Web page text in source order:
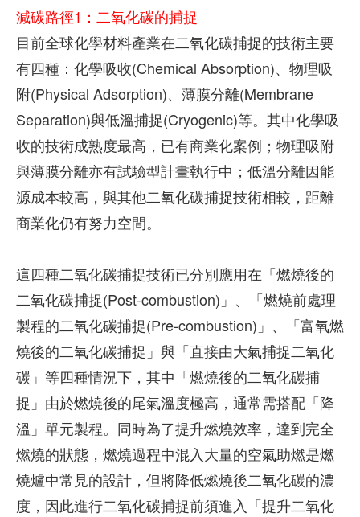
減碳路徑1：二氧化碳的捕捉
目前全球化學材料產業在二氧化碳捕捉的技術主要
有四種：化學吸收(Chemical Absorption)、物理吸
附(Physical Adsorption)、薄膜分離(Membrane
Separation)與低溫捕捉(Cryogenic)等。其中化學吸
收的技術成熟度最高，已有商業化案例；物理吸附
與薄膜分離亦有試驗型計畫執行中；低溫分離因能
源成本較高，與其他二氧化碳捕捉技術相較，距離
商業化仍有努力空間。
這四種二氧化碳捕捉技術已分別應用在「燃燒後的
二氧化碳捕捉(Post-combustion)」、「燃燒前處理
製程的二氧化碳捕捉(Pre-combustion)」、「富氧燃
燒後的二氧化碳捕捉」與「直接由大氣捕捉二氧化
碳」等四種情況下，其中「燃燒後的二氧化碳捕
捉」由於燃燒後的尾氣溫度極高，通常需搭配「降
溫」單元製程。同時為了提升燃燒效率，達到完全
燃燒的狀態，燃燒過程中混入大量的空氣助燃是燃
燒爐中常見的設計，但將降低燃燒後二氧化碳的濃
度，因此進行二氧化碳捕捉前須進入「提升二氧化